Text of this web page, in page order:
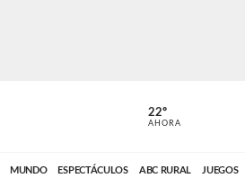
ABC CARDINAL
22º
AHORA
MUNDO ESPECTÁCULOS ABC RURAL JUEGOS